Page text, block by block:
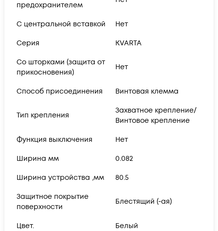
предохранителем
С центральной вставкой Нет
Серия KVARTA
Со шторками (защита от
прикосновения)
Нет
Способ присоединения Винтовая клемма
Тип крепления
Захватное крепление/
Винтовое крепление
Функция выключения Нет
Ширина мм 0.082
Ширина устройства ,мм 80.5
Защитное покрытие
поверхности
Блестящий (-ая)
Цвет. Белый